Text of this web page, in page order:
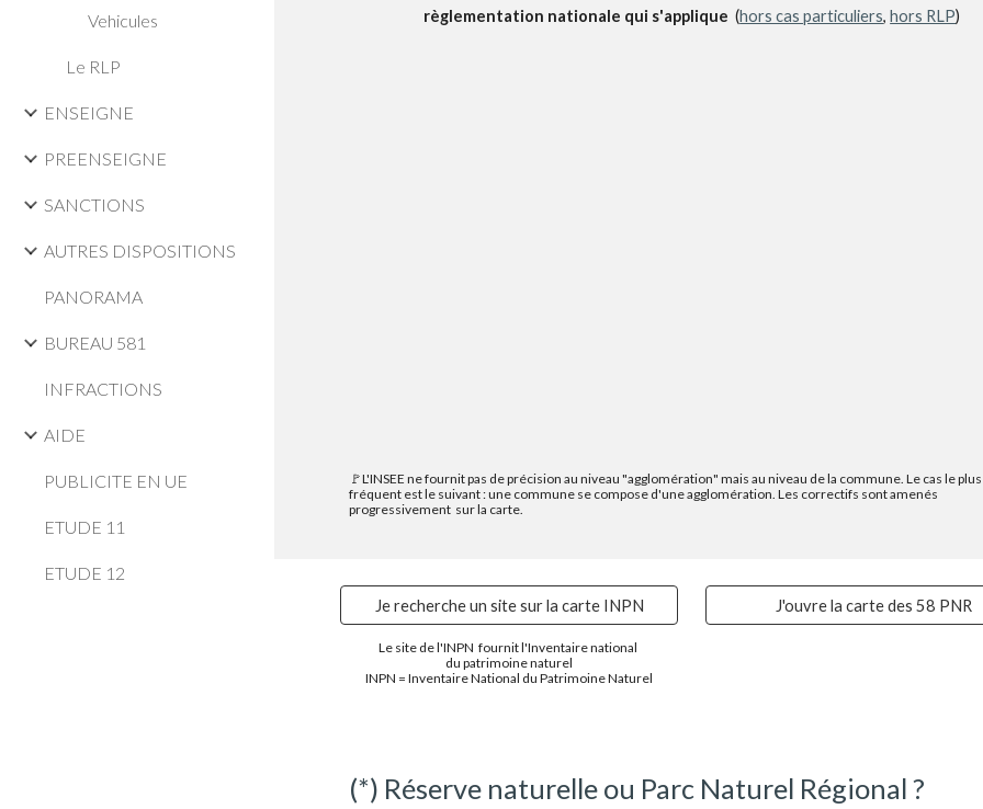
Vehicules
Le RLP
ENSEIGNE
PREENSEIGNE
SANCTIONS
AUTRES DISPOSITIONS
PANORAMA
BUREAU 581
INFRACTIONS
AIDE
PUBLICITE EN UE
ETUDE 11
ETUDE 12
règlementation nationale qui s'applique (hors cas particuliers, hors RLP)
🚩L'INSEE ne fournit pas de précision au niveau "agglomération" mais au niveau de la commune. Le cas le plus
fréquent est le suivant : une commune se compose d'une agglomération. Les correctifs sont amenés
progressivement sur la carte.
Je recherche un site sur la carte INPN
Le site de l'INPN fournit l'Inventaire national
du patrimoine naturel
INPN = Inventaire National du Patrimoine Naturel
J'ouvre la carte des 58 PNR
(*) Réserve naturelle ou Parc Naturel Régional ?